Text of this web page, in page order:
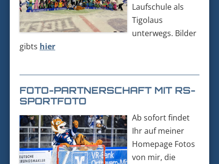
Laufschule als
Tigolaus
unterwegs. Bilder
gibts hier
FOTO-PARTNERSCHAFT MIT RS-
SPORTFOTO
Ab sofort findet
Ihr auf meiner
Homepage Fotos
von mir, die